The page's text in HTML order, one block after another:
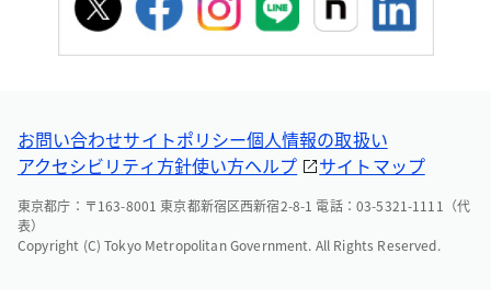
お問い合わせサイトポリシー個人情報の取扱い
アクセシビリティ方針使い方ヘルプ サイトマップ
東京都庁：〒163-8001 東京都新宿区西新宿2-8-1 電話：03-5321-1111（代
表）
Copyright (C) Tokyo Metropolitan Government. All Rights Reserved.